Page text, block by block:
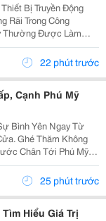
Bị Truyền Động
Rãi Trong Công
Gốc Từ Dầu Mỏ, Bên
22 phút trước
Cạnh Phú Mỹ
Bình Yên Ngay Từ
Ghé Thăm Không
Chân Tới Phú Mỹ
&Bull; 1 Trệt 3 Lầu...
25 phút trước
Hiểu Giá Trị